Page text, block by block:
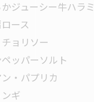
ジューシー牛ハラミ
ース
ョリソー
ッパーソルト
・パプリカ
ギ